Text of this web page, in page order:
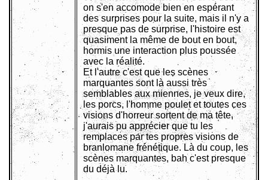
on s'en accomode bien en espérant
des surprises pour la suite, mais il n'y a
presque pas de surprise, l'histoire est
quasiment la même de bout en bout,
hormis une interaction plus poussée
avec la réalité.
Et l'autre c'est que les scènes
marquantes sont là aussi très
semblables aux miennes, je veux dire,
les porcs, l'homme poulet et toutes ces
visions d'horreur sortent de ma tête,
j'aurais pu apprécier que tu les
remplaces par tes propres visions de
branlomane frénétique. Là du coup, les
scènes marquantes, bah c'est presque
du déjà lu.